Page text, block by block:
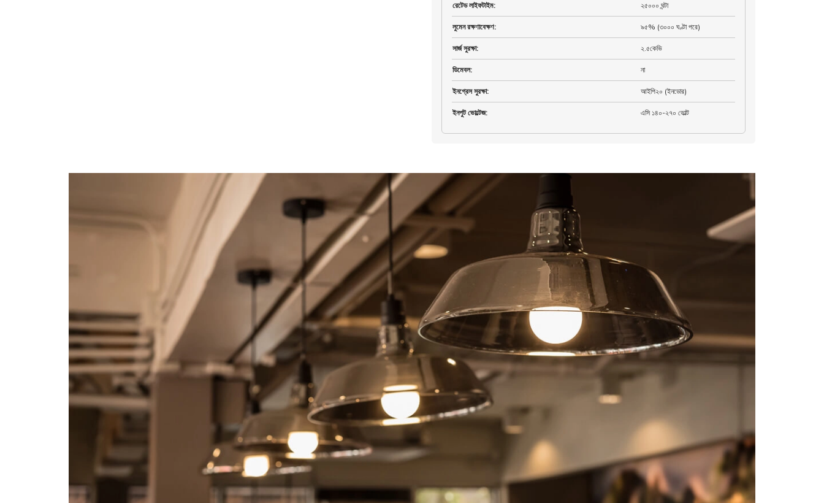
রেটেড লাইফটাইম: ২৫০০০ ঘন্টা
লুমেন রক্ষণাবেক্ষণ: ৯৫% (৩০০০ ঘণ্টা পরে)
সার্জ সুরক্ষা: ২.৫কেভি
ডিমেবল: না
ইনগ্রেস সুরক্ষা: আইপি২০ (ইনডোর)
ইনপুট ভোল্টেজ: এসি ১৪০-২৭০ ভোল্ট